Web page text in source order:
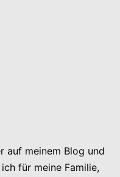
auf meinem Blog und
für meine Familie,